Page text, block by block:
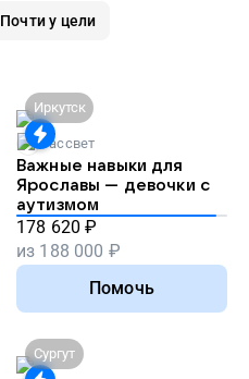
Почти у цели
Иркутск
Рассвет
Важные навыки для
Ярославы — девочки с
аутизмом
178 620 ₽
из 188 000 ₽
Помочь
Сургут